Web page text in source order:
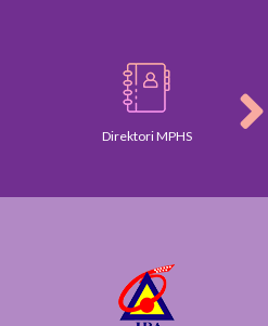
Direktori MPHS